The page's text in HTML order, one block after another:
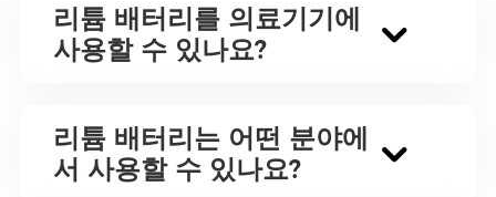
리튬 배터리를 의료기기에
사용할 수 있나요?
리튬 배터리는 어떤 분야에
서 사용할 수 있나요?